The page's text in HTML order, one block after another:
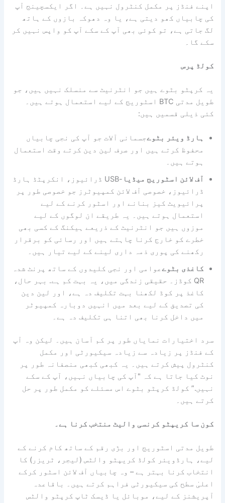
اپنے فنڈز پر مکمل کنٹرول نہیں ہے۔ اگر ایکسچینج آپ
کی چابیاں کھو دیتی ہے، یا وہ دھوکہ بازوں کے ہاتھ
لگ جاتی ہے، تو کوئی بھی آپ کے سکے آپ کو واپس نہیں کر
سکے گا۔
کولڈ پرس
یہ کرپٹو بٹوے ہیں جو انٹرنیٹ سے منسلک نہیں ہیں، جو
طویل مدتی BTC اسٹوریج کے لیے استعمال ہوتے ہیں۔
کئی ذیلی قسمیں ہیں:
ہارڈ ویئر بٹوےجسمانی آلات جو آپ کی نجی چابیاں
محفوظ کرتے ہیں اور صرف لین دین کرتے وقت استعمال
ہوتے ہیں۔
آف لائن اسٹوریج میڈیا
-USB ڈرائیوز، انکرپٹڈ ہارڈ
ڈرائیوز، خصوصی آف لائن کمپیوٹرز جو خصوصی طور پر
پرائیویٹ کیز بنانے اور اسٹور کرنے کے لیے
استعمال ہوتے ہیں۔ یہ طریقے ان لوگوں کے لیے
موزوں ہیں جو انٹرنیٹ کے ذریعے ہیکنگ کے کسی بھی
خطرے کو خارج کرنا چاہتے ہیں اور رسائی کو برقرار
رکھنے کی پوری ذمہ داری لینے کے لیے تیار ہیں۔
کاغذی بٹوےعوامی اور نجی کلیدوں کے ساتھ پرنٹ شدہ
QR کوڈز۔ حقیقی زندگی میں، یہ بہت کم ہے. بہر حال،
کاغذ پر کوڈ لکھنا بہت تکلیف دہ ہے، اور لین دین
کی تصدیق کے لیے بعد میں انہیں دوبارہ کمپیوٹر
میں داخل کرنا بھی اتنا ہی تکلیف دہ ہے۔
سرد اختیارات نمایاں طور پر کم آسان ہیں۔ لیکن وہ آپ
کے فنڈز پر زیادہ سے زیادہ سیکیورٹی اور مکمل
کنٹرول پیش کرتے ہیں۔ یہ کبھی کبھی منصفانہ طور پر
نوٹ کیا جاتا ہے کہ "آپ کی چابیاں نہیں، آپ کے سکے
نہیں.” کولڈ کرپٹو بٹوے اس مسئلے کو مکمل طور پر حل
کرتے ہیں۔
کون سا کریپٹو کرنسی والیٹ منتخب کرنا ہے۔
طویل مدتی اسٹوریج اور بڑی رقم کے ساتھ کام کرنے کے
لیے، ہارڈویئر کولڈ کریپٹو والٹس (لیجر، ٹریزر) کا
انتخاب کرنا بہتر ہے – وہ چابیاں آف لائن اسٹور کرکے
اعلیٰ سطح کی سیکیورٹی فراہم کرتے ہیں۔ باقاعدہ
آپریشنز کے لیے، موبائل یا ڈیسک ٹاپ کرپٹو والٹس